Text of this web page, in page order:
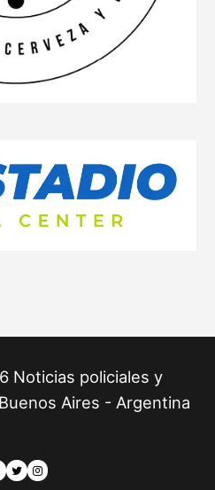
Noticias policiales y
Aires - Argentina